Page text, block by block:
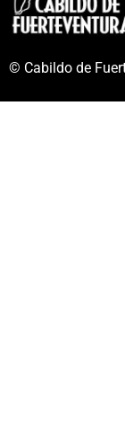
© Cabildo de